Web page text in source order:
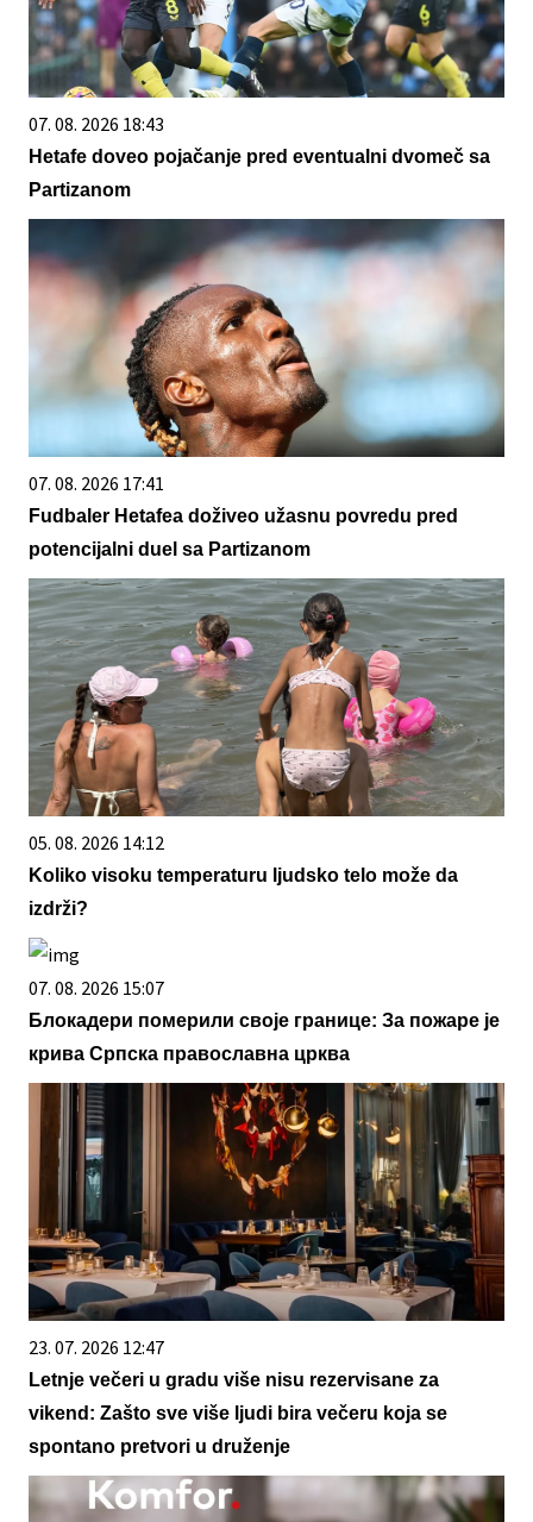
07. 08. 2026 18:43
Hetafe doveo pojačanje pred eventualni dvomeč sa
Partizanom
07. 08. 2026 17:41
Fudbaler Hetafea doživeo užasnu povredu pred
potencijalni duel sa Partizanom
05. 08. 2026 14:12
Koliko visoku temperaturu ljudsko telo može da
izdrži?
07. 08. 2026 15:07
Блокадери померили своје границе: За пожаре је
крива Српска православна црква
23. 07. 2026 12:47
Letnje večeri u gradu više nisu rezervisane za
vikend: Zašto sve više ljudi bira večeru koja se
spontano pretvori u druženje